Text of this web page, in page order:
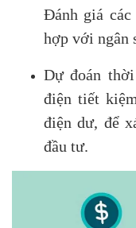
Đánh giá các
hợp với ngân
Dự đoán
điện tiết
điện dư, để
đầu tư.